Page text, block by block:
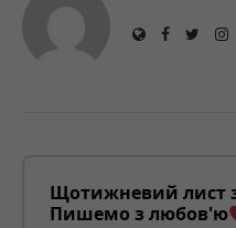
Щотижневий лист
Пишемо з любов'ю